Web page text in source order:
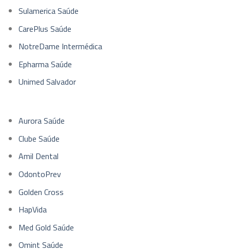
Sulamerica Saúde
CarePlus Saúde
NotreDame Intermédica
Epharma Saúde
Unimed Salvador
Aurora Saúde
Clube Saúde
Amil Dental
OdontoPrev
Golden Cross
HapVida
Med Gold Saúde
Omint Saúde